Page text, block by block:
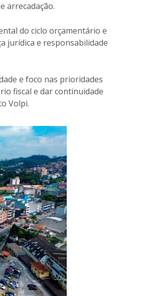
arrecadação.
do ciclo orçamentário e
jurídica e responsabilidade
e foco nas prioridades
fiscal e dar continuidade
Volpi.